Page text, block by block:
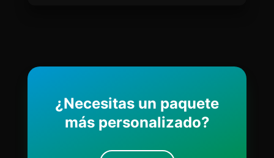
¿Necesitas un paquete
más personalizado?